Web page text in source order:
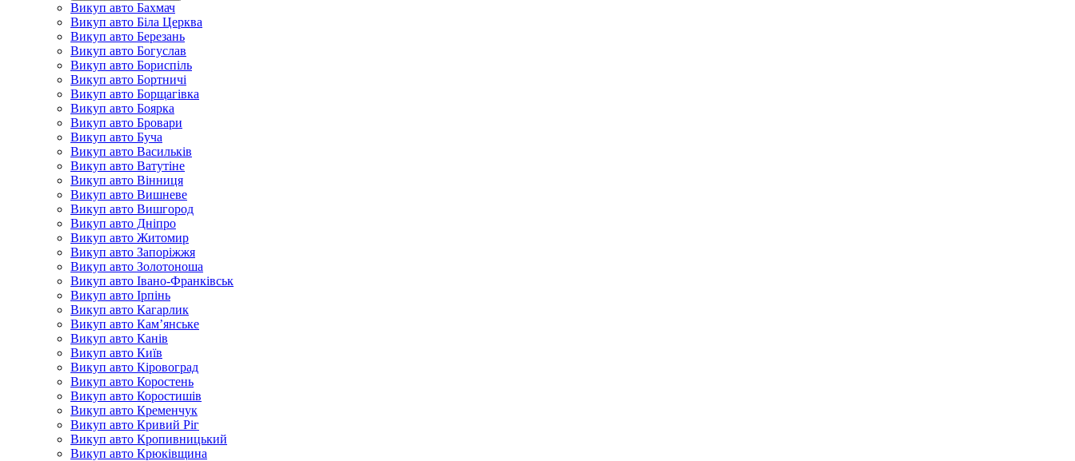
Викуп авто Бахмач
Викуп авто Біла Церква
Викуп авто Березань
Викуп авто Богуслав
Викуп авто Бориспіль
Викуп авто Бортничі
Викуп авто Борщагівка
Викуп авто Боярка
Викуп авто Бровари
Викуп авто Буча
Викуп авто Васильків
Викуп авто Ватутіне
Викуп авто Вінниця
Викуп авто Вишневе
Викуп авто Вишгород
Викуп авто Дніпро
Викуп авто Житомир
Викуп авто Запоріжжя
Викуп авто Золотоноша
Викуп авто Івано-Франківськ
Викуп авто Ірпінь
Викуп авто Кагарлик
Викуп авто Кам’янське
Викуп авто Канів
Викуп авто Київ
Викуп авто Кіровоград
Викуп авто Коростень
Викуп авто Коростишів
Викуп авто Кременчук
Викуп авто Кривий Ріг
Викуп авто Кропивницький
Викуп авто Крюківщина